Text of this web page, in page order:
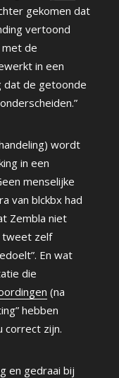
gekomen dat
vertoond
de
in een
dat de getoonde
wordt
in een
menselijke
van blckbx had
Zembla niet
tweet zelf
En wat
die
(na
hebben
correct zijn.
en gedraai bij